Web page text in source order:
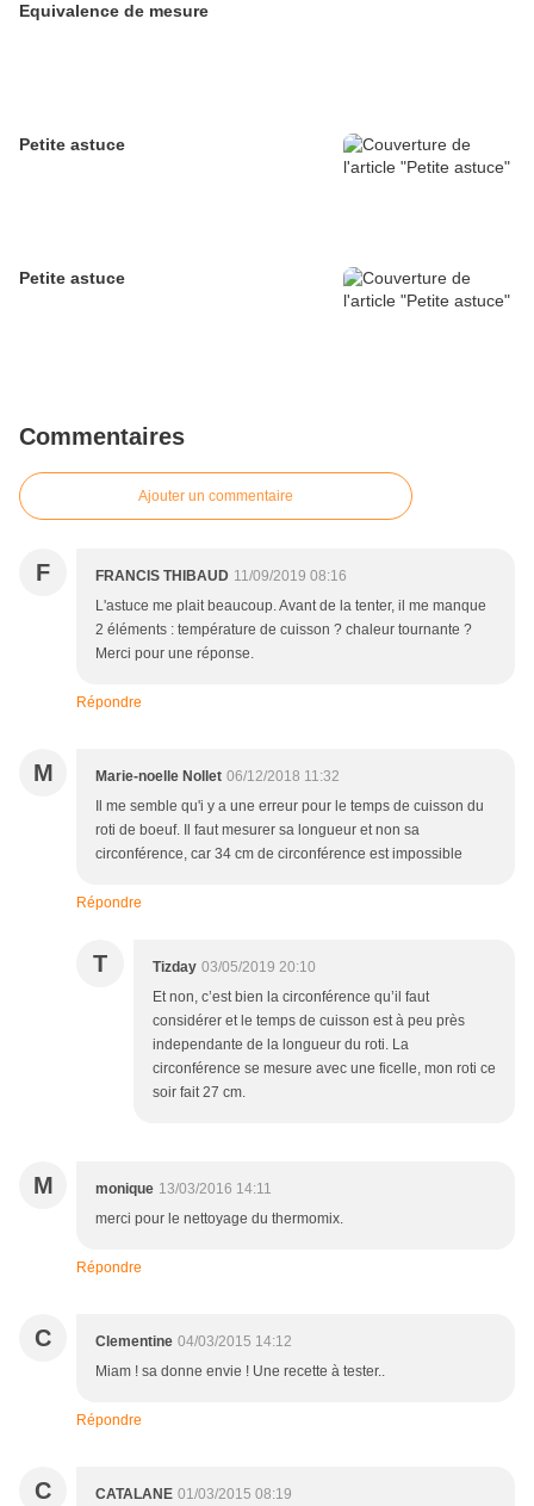
Equivalence de mesure
Petite astuce
Petite astuce
Commentaires
Ajouter un commentaire
F FRANCIS THIBAUD 11/09/2019 08:16
L'astuce me plait beaucoup. Avant de la tenter, il me manque
2 éléments : température de cuisson ? chaleur tournante ?
Merci pour une réponse.
Répondre
M Marie-noelle Nollet 06/12/2018 11:32
Il me semble qu'i y a une erreur pour le temps de cuisson du
roti de boeuf. Il faut mesurer sa longueur et non sa
circonférence, car 34 cm de circonférence est impossible
Répondre
T Tizday 03/05/2019 20:10
Et non, c’est bien la circonférence qu’il faut
considérer et le temps de cuisson est à peu près
independante de la longueur du roti. La
circonférence se mesure avec une ficelle, mon roti ce
soir fait 27 cm.
M monique 13/03/2016 14:11
merci pour le nettoyage du thermomix.
Répondre
C Clementine 04/03/2015 14:12
Miam ! sa donne envie ! Une recette à tester..
Répondre
C CATALANE 01/03/2015 08:19